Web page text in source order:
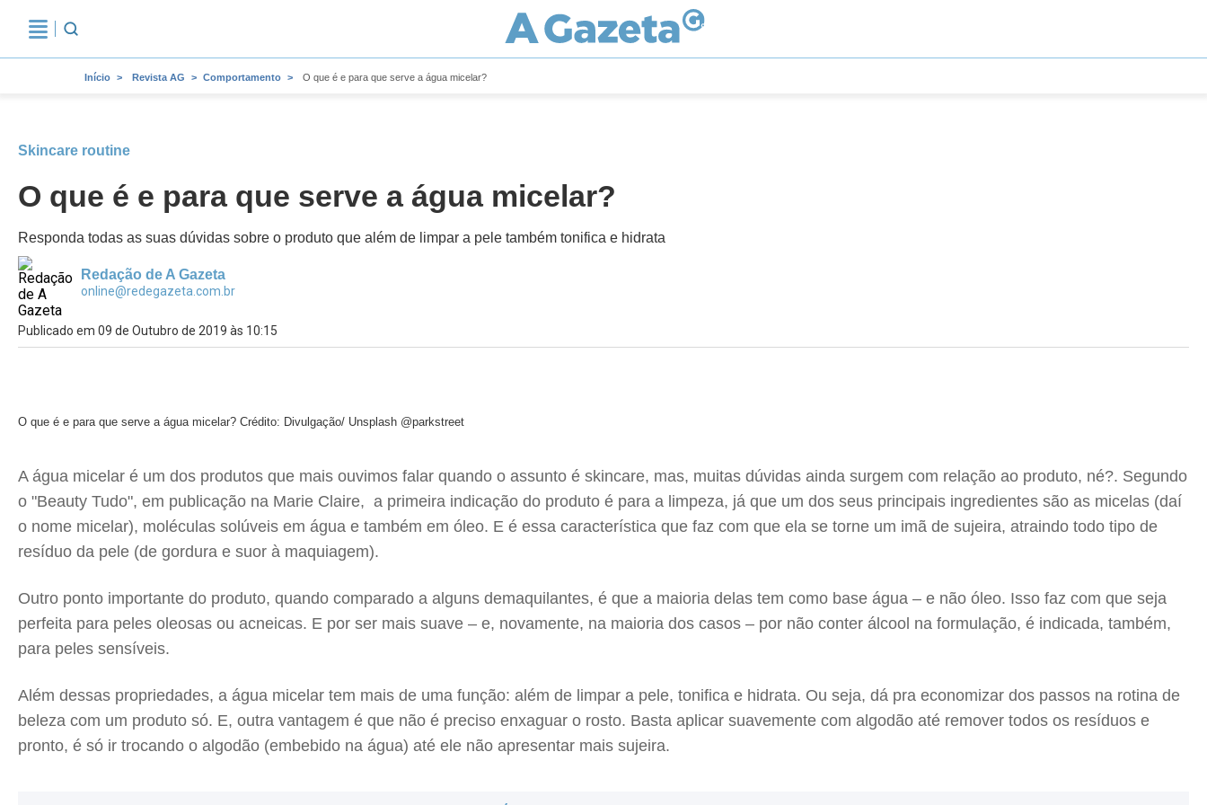
Início Revista AG Comportamento O que é e para que serve a água micelar?
Skincare routine
O que é e para que serve a água micelar?
Responda todas as suas dúvidas sobre o produto que além de limpar a pele também tonifica e hidrata
Redação de A Gazeta
online@redegazeta.com.br
Publicado em 09 de Outubro de 2019 às 10:15
O que é e para que serve a água micelar? Crédito: Divulgação/ Unsplash @parkstreet
A água micelar é um dos produtos que mais ouvimos falar quando o assunto é skincare, mas, muitas dúvidas ainda surgem com relação ao produto, né?. Segundo
o "Beauty Tudo", em publicação na Marie Claire, a primeira indicação do produto é para a limpeza, já que um dos seus principais ingredientes são as micelas (daí
o nome micelar), moléculas solúveis em água e também em óleo. E é essa característica que faz com que ela se torne um imã de sujeira, atraindo todo tipo de
resíduo da pele (de gordura e suor à maquiagem).
Outro ponto importante do produto, quando comparado a alguns demaquilantes, é que a maioria delas tem como base água – e não óleo. Isso faz com que seja
perfeita para peles oleosas ou acneicas. E por ser mais suave – e, novamente, na maioria dos casos – por não conter álcool na formulação, é indicada, também,
para peles sensíveis.
Além dessas propriedades, a água micelar tem mais de uma função: além de limpar a pele, tonifica e hidrata. Ou seja, dá pra economizar dos passos na rotina de
beleza com um produto só. E, outra vantagem é que não é preciso enxaguar o rosto. Basta aplicar suavemente com algodão até remover todos os resíduos e
pronto, é só ir trocando o algodão (embebido na água) até ele não apresentar mais sujeira.